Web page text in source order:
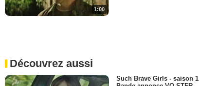
1:00
Découvrez aussi
Such Brave Girls - saison 1